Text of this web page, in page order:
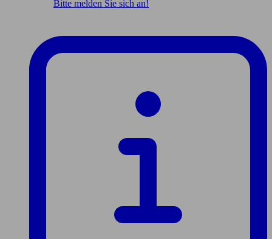
Bitte melden Sie sich an!